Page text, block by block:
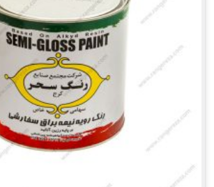
ها
ممکن
است
در
صفحه
محصول
انتخاب
شوند